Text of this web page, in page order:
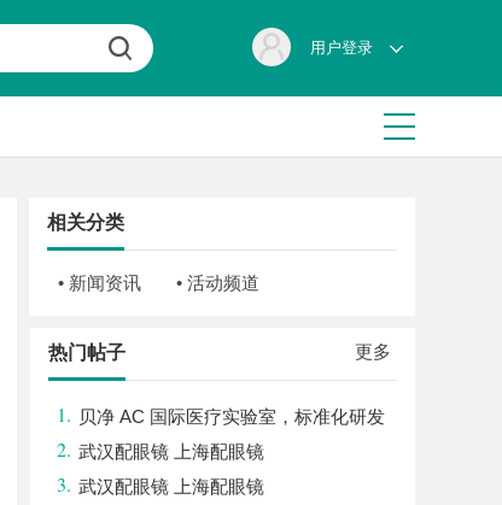
用户登录
相关分类
• 新闻资讯 • 活动频道
更多
热门帖子
1. 贝净 AC 国际医疗实验室，标准化研发
体系全解析
2. 武汉配眼镜 上海配眼镜
3. 武汉配眼镜 上海配眼镜